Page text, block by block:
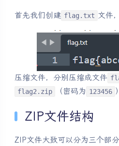
首先我们创建 flag.txt 文件
压缩文件，分别压缩成文件
flag2.zip （密码为 123456 ）
ZIP文件结构
ZIP文件大致可以分为三个部分